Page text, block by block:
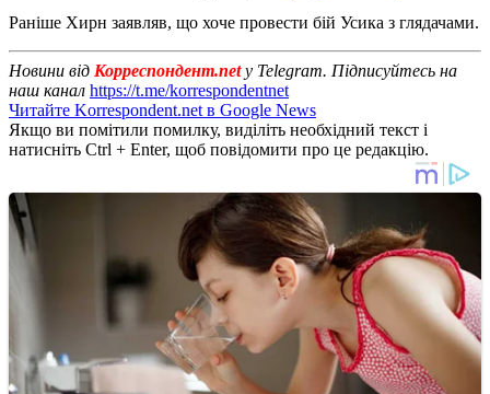
Раніше Хирн заявляв, що хоче провести бій Усика з глядачами.
Новини від Корреспондент.net у Telegram. Підписуйтесь на
наш канал https://t.me/korrespondentnet
Читайте Korrespondent.net в Google News
Якщо ви помітили помилку, виділіть необхідний текст і
натисніть Ctrl + Enter, щоб повідомити про це редакцію.